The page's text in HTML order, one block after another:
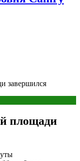
завершился
площади